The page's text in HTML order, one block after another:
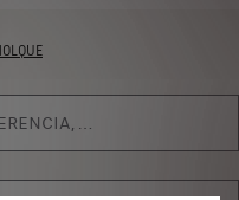
seguimiento (las
y la accesibilidad.Las
mediante diversas
o los resultados de